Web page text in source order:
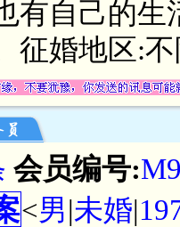
有自己的生
征婚地区:不
会员编号:
<男|未婚|